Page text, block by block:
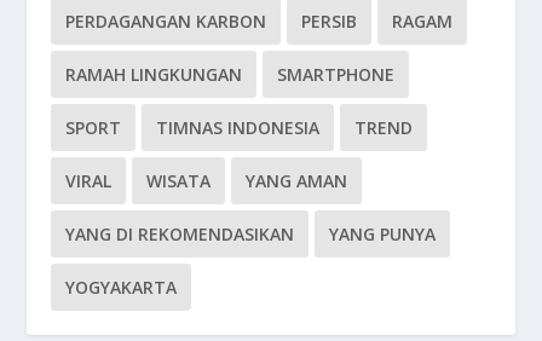
PERDAGANGAN KARBON PERSIB RAGAM
RAMAH LINGKUNGAN SMARTPHONE
SPORT TIMNAS INDONESIA TREND
VIRAL WISATA YANG AMAN
YANG DI REKOMENDASIKAN YANG PUNYA
YOGYAKARTA